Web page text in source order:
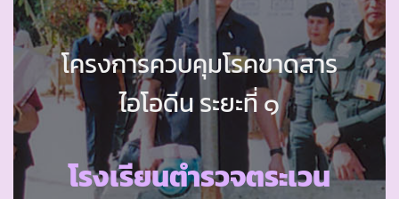
โครงการควบคุมโรคขาดสาร
ไอโอดีน ระยะที่ ๑
โรงเรียนตำรวจตระเวน